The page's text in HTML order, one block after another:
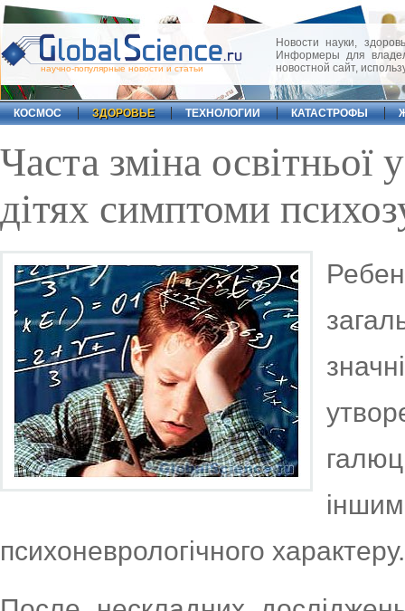
научно-популярные новости и статьи
Новости науки,
Информеры для
новостной сайт,
КОСМОС ЗДОРОВЬЕ ТЕХНОЛОГИИ КАТАСТРОФЫ
Часта зміна
дітях симптоми
психоневрологічного характеру.